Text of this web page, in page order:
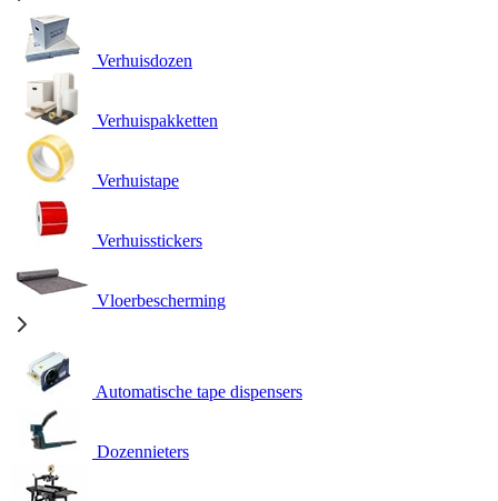
Verhuisdozen
Verhuispakketten
Verhuistape
Verhuisstickers
Vloerbescherming
Automatische tape dispensers
Dozennieters